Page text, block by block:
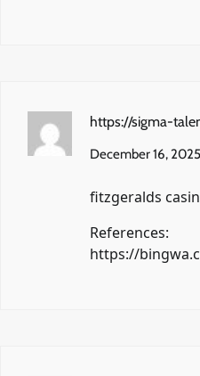
https://sigma-
December 16,
fitzgeralds
References:
https://